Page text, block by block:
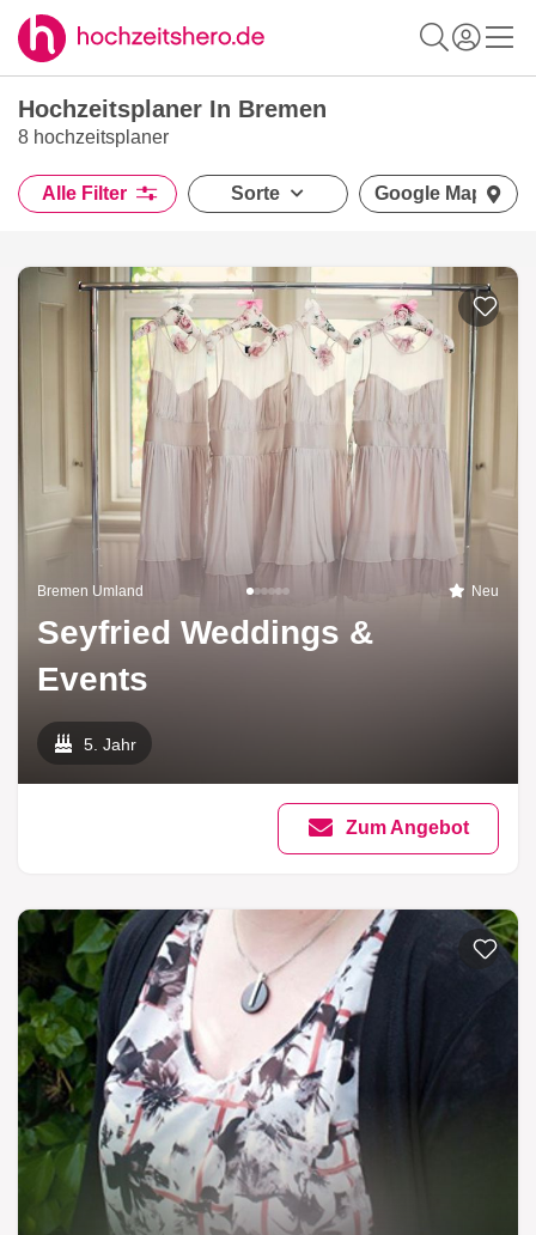
Hochzeitsplaner In Bremen
8 hochzeitsplaner
Alle Filter Sorte Google Maps
Bremen Umland Neu
Seyfried Weddings &
Events
5. Jahr
Zum Angebot